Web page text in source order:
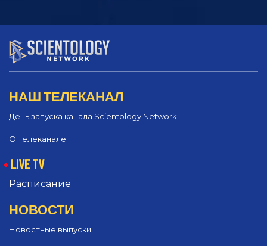
НАШ ТЕЛЕКАНАЛ
День запуска канала Scientology Network
О телеканале
LIVE TV
Расписание
НОВОСТИ
Новостные выпуски